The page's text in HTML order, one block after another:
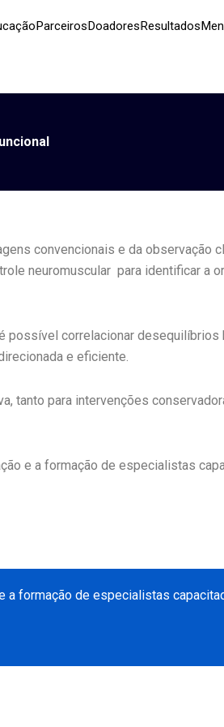
ParceirosDoadoresResultados
convencionais e da observação
neuromuscular para identificar a
correlacionar
e eficiente.
tanto para intervenções
e a formação de especialistas
formação de especialistas